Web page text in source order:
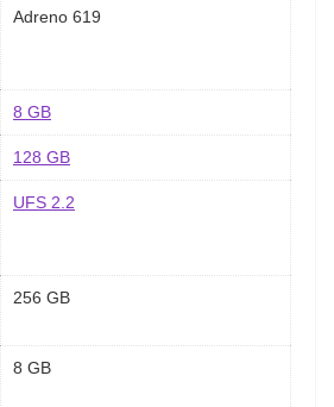
Adreno 619
8 GB
128 GB
UFS 2.2
256 GB
8 GB